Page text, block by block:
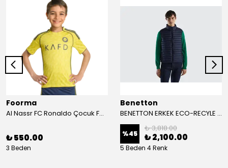
Foorma
Al Nassr FC Ronaldo Çocuk Forma 2'li Takım(Şort/T-Shirt)
₺ 550.00
3 Beden
Benetton
BENETTON ERKEK ECO-RECYLE DOLGULU PUFA YELEK
%45
₺ 3,818.00
₺ 2,100.00
5 Beden 4 Renk